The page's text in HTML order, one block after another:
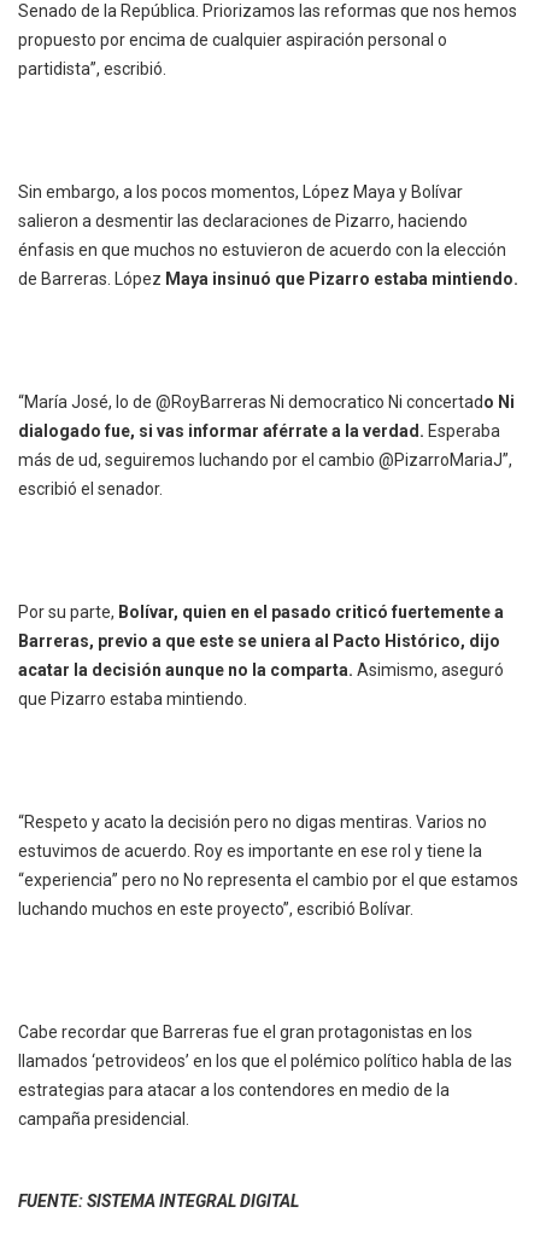
Senado de la República. Priorizamos las reformas que nos hemos
propuesto por encima de cualquier aspiración personal o
partidista”, escribió.
Sin embargo, a los pocos momentos, López Maya y Bolívar
salieron a desmentir las declaraciones de Pizarro, haciendo
énfasis en que muchos no estuvieron de acuerdo con la elección
de Barreras. López Maya insinuó que Pizarro estaba mintiendo.
“María José, lo de @RoyBarreras Ni democratico Ni concertado Ni
dialogado fue, si vas informar aférrate a la verdad. Esperaba
más de ud, seguiremos luchando por el cambio @PizarroMariaJ”,
escribió el senador.
Por su parte, Bolívar, quien en el pasado criticó fuertemente a
Barreras, previo a que este se uniera al Pacto Histórico, dijo
acatar la decisión aunque no la comparta. Asimismo, aseguró
que Pizarro estaba mintiendo.
“Respeto y acato la decisión pero no digas mentiras. Varios no
estuvimos de acuerdo. Roy es importante en ese rol y tiene la
“experiencia” pero no No representa el cambio por el que estamos
luchando muchos en este proyecto”, escribió Bolívar.
Cabe recordar que Barreras fue el gran protagonistas en los
llamados ‘petrovideos’ en los que el polémico político habla de las
estrategias para atacar a los contendores en medio de la
campaña presidencial.
FUENTE: SISTEMA INTEGRAL DIGITAL